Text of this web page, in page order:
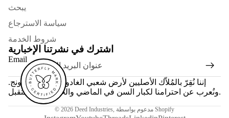
يبحث
سياسة الاسترجاع
شروط الخدمة
اشترك في نشرتنا الإخبارية
Email
إننا نُقِرّ بالمُلاّك الأصليين لأرض شعبي الغادوبانود والواثاورونج.
ونُعرب عن احترامنا لكبار السن في الماضي والحاضر والمستقبل.
© 2026 Deed Industries مدعوم بواسطة Shopify